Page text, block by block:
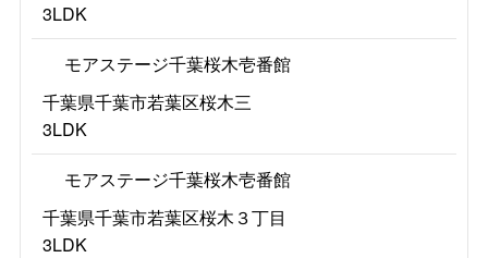
3LDK
モアステージ千葉桜木壱番館
千葉県千葉市若葉区桜木三
3LDK
モアステージ千葉桜木壱番館
千葉県千葉市若葉区桜木３丁目
3LDK